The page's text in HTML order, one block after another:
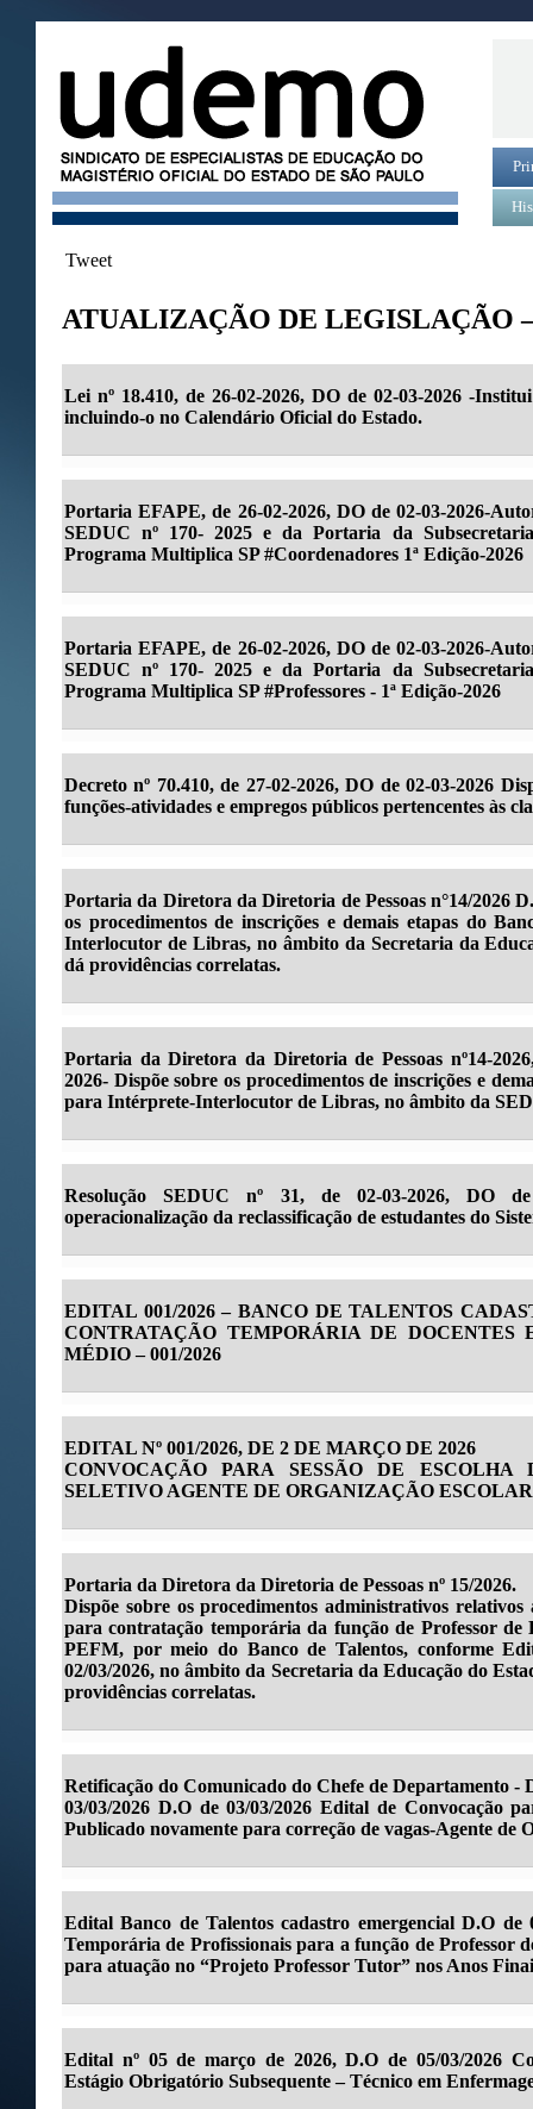
Tweet
ATUALIZAÇÃO DE LEGISLAÇÃO
Lei nº 18.410, de 26-02-2026, DO de 02-03-2026 -
incluindo-o no Calendário Oficial do Estado.
Portaria EFAPE, de 26-02-2026, DO de 02-03-2026-
SEDUC nº 170- 2025 e da Portaria da
Programa Multiplica SP #Coordenadores 1ª Edição-2026
Portaria EFAPE, de 26-02-2026, DO de 02-03-2026-
SEDUC nº 170- 2025 e da Portaria da
Programa Multiplica SP #Professores - 1ª Edição-2026
Decreto nº 70.410, de 27-02-2026, DO de 02-03-2026
funções-atividades e empregos públicos pertencentes às
Portaria da Diretora da Diretoria de Pessoas n°14/2026
os procedimentos de inscrições e demais etapas do
Interlocutor de Libras, no âmbito da Secretaria da
dá providências correlatas.
Portaria da Diretora da Diretoria de Pessoas nº14-
2026- Dispõe sobre os procedimentos de inscrições e
para Intérprete-Interlocutor de Libras, no âmbito da
Resolução SEDUC nº 31, de 02-03-2026, DO de
operacionalização da reclassificação de estudantes do
EDITAL 001/2026 – BANCO DE TALENTOS
CONTRATAÇÃO TEMPORÁRIA DE DOCENTES
MÉDIO – 001/2026
EDITAL Nº 001/2026, DE 2 DE MARÇO DE 2026
CONVOCAÇÃO PARA SESSÃO DE ESCOLHA
SELETIVO AGENTE DE ORGANIZAÇÃO
Portaria da Diretora da Diretoria de Pessoas nº 15/2026.
Dispõe sobre os procedimentos administrativos
para contratação temporária da função de Professor
PEFM, por meio do Banco de Talentos, conforme
02/03/2026, no âmbito da Secretaria da Educação do
providências correlatas.
Retificação do Comunicado do Chefe de Departamento -
03/03/2026 D.O de 03/03/2026 Edital de Convocação
Publicado novamente para correção de vagas-Agente de
Edital Banco de Talentos cadastro emergencial D.O de
Temporária de Profissionais para a função de Professor
para atuação no “Projeto Professor Tutor” nos Anos
Edital nº 05 de março de 2026, D.O de 05/03/2026
Estágio Obrigatório Subsequente – Técnico em